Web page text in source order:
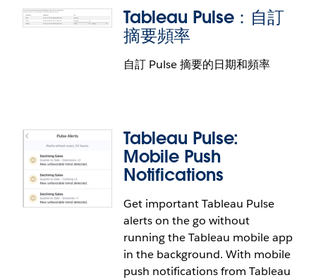
internet. Private Connect now supports AWS
hosted MariaDB, Dermio Server, Teradata Server,
to use a dedicated and private connection to more
This feature addresses or partially addresses the
following request on the Salesforce IdeaExchange:
Implement AWS PrivateLink in Tableau Cloud
驗。如此即可授予管理員控制權，並且有助於管理分
階段實施。
Tableau Pulse：自訂
摘要頻率
自訂 Pulse 摘要的日期和頻率
Tableau Pulse：自訂摘要頻率
自訂您的摘要推送。設定每週或每月摘要的固定日
期，以確保您的見解在最有用的時候適時送達。
Tableau Pulse:
Mobile Push
Notifications
Get important Tableau Pulse
alerts on the go without
running the Tableau mobile app
in the background. With mobile
push notifications from Tableau